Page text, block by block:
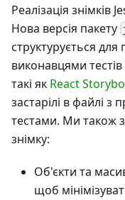
Реалізація знімків
Нова версія пакету
структурується
виконавцями тестів
такі як React
застарілі в файлі
тестами. Ми також
знімку:
Об'єкти та
щоб